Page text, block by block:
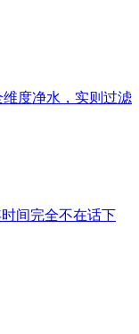
度净水，实则过滤
间完全不在话下